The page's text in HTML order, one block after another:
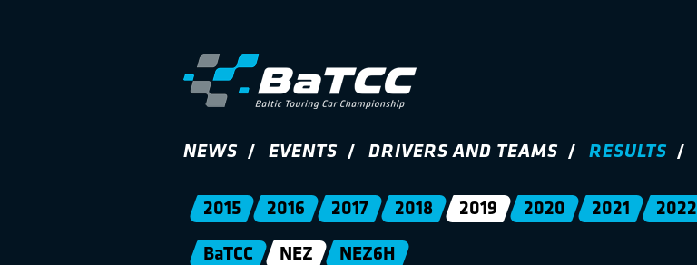
NEWS EVENTS DRIVERS AND TEAMS RESULTS
2015 2016 2017 2018 2019 2020 2021 2022
BaTCC NEZ NEZ6H